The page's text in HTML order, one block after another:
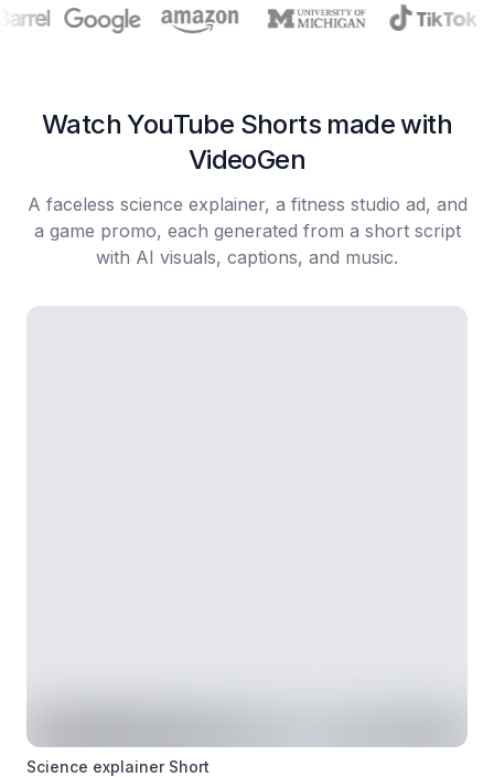
Watch YouTube Shorts made with
VideoGen
A faceless science explainer, a fitness studio ad, and
a game promo, each generated from a short script
with AI visuals, captions, and music.
Science explainer Short